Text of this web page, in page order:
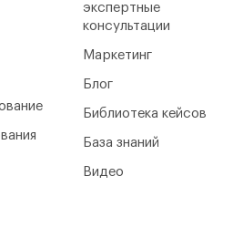
экспертные
консультации
Маркетинг
Блог
Библиотека кейсов
База знаний
Видео